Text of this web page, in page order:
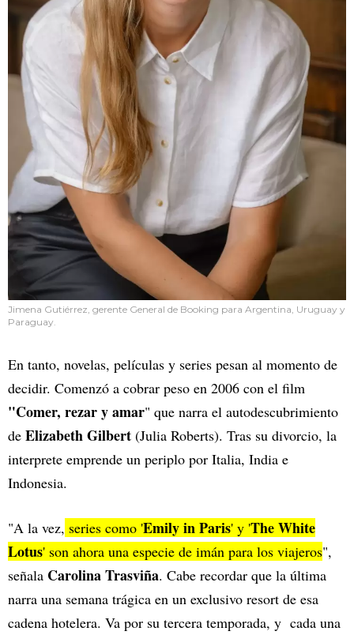
Jimena Gutiérrez, gerente General de Booking para Argentina, Uruguay y
Paraguay.
En tanto, novelas, películas y series pesan al momento de
decidir. Comenzó a cobrar peso en 2006 con el film
"Comer, rezar y amar" que narra el autodescubrimiento
de Elizabeth Gilbert (Julia Roberts). Tras su divorcio, la
interprete emprende un periplo por Italia, India e
Indonesia.
"A la vez, series como 'Emily in Paris' y 'The White
Lotus' son ahora una especie de imán para los viajeros",
señala Carolina Trasviña. Cabe recordar que la última
narra una semana trágica en un exclusivo resort de esa
cadena hotelera. Va por su tercera temporada, y cada una